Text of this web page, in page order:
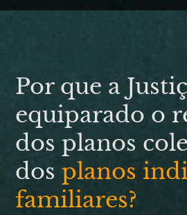
Por que a
equiparado o
dos planos
dos planos
familiares?